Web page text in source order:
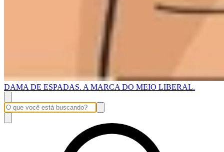
DAMA DE ESPADAS. A MARCA DO MEIO LIBERAL.